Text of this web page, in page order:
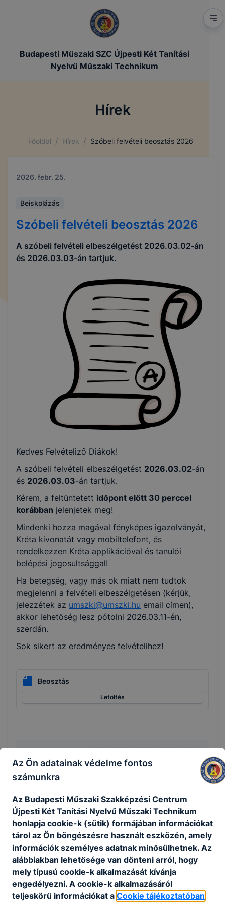
Budapesti Műszaki SZC Újpesti Két Tanítási
Nyelvű Műszaki Technikum
Hírek
Főoldal / Hírek / Szóbeli felvételi beosztás 2026
2026. febr. 25.
Beiskolázás
Szóbeli felvételi beosztás 2026
A szóbeli felvételi elbeszélgetést 2026.03.02-án
és 2026.03.03-án tartjuk.
Kedves Felvételiző Diákok!
A szóbeli felvételi elbeszélgetést 2026.03.02-án
és 2026.03.03-án tartjuk.
Kérem, a feltüntetett időpont előtt 30 perccel
korábban jelenjetek meg!
Mindenki hozza magával fényképes igazolványát,
Kréta kivonatát vagy mobiltelefont, és
rendelkezzen Kréta applikációval és tanulói
belépési jogosultsággal!
Ha betegség, vagy más ok miatt nem tudtok
megjelenni a felvételi elbeszélgetésen (kérjük,
jelezzétek az umszki@umszki.hu email címen),
akkor lehetőség lesz pótolni 2026.03.11-én,
szerdán.
Sok sikert az eredményes felvételihez!
Beosztás
Letöltés
Megosztás
KAPCSOLÓDÓ HÍREK
Az Ön adatainak védelme fontos
számunkra
Az Budapesti Műszaki Szakképzési Centrum
Újpesti Két Tanítási Nyelvű Műszaki Technikum
honlapja cookie-k (sütik) formájában információkat
tárol az Ön böngészésre használt eszközén, amely
információk személyes adatnak minősülhetnek. Az
alábbiakban lehetősége van dönteni arról, hogy
mely típusú cookie-k alkalmazását kívánja
engedélyezni. A cookie-k alkalmazásáról
teljeskörű információkat a Cookie tájékoztatóban